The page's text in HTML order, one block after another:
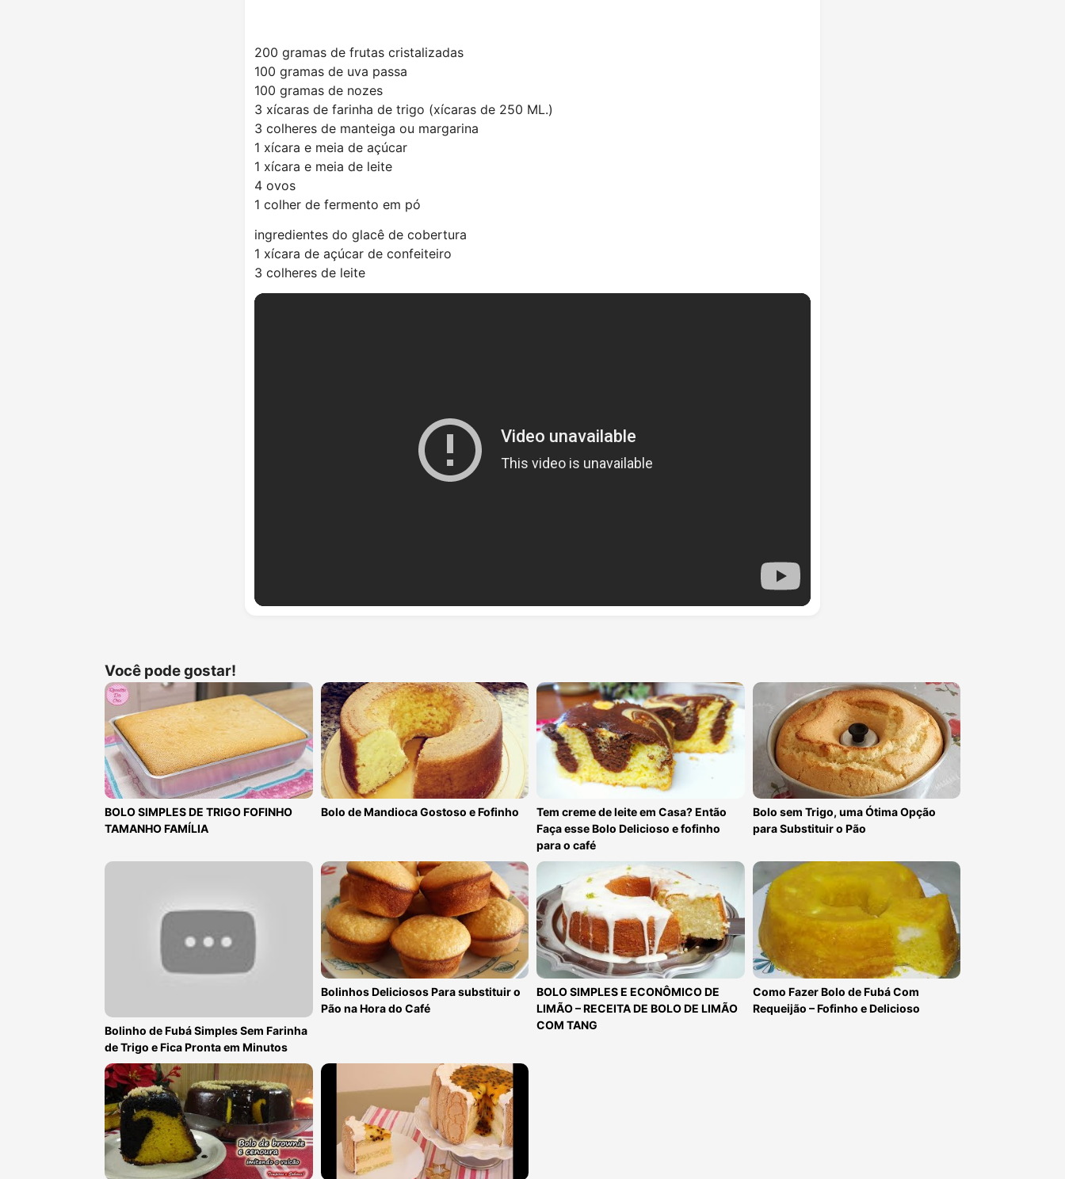
200 gramas de frutas cristalizadas
100 gramas de uva passa
100 gramas de nozes
3 xícaras de farinha de trigo (xícaras de 250 ML.)
3 colheres de manteiga ou margarina
1 xícara e meia de açúcar
1 xícara e meia de leite
4 ovos
1 colher de fermento em pó
ingredientes do glacê de cobertura
1 xícara de açúcar de confeiteiro
3 colheres de leite
Você pode gostar!
BOLO SIMPLES DE TRIGO FOFINHO
TAMANHO FAMÍLIA
Bolo de Mandioca Gostoso e Fofinho
Tem creme de leite em Casa? Então
Faça esse Bolo Delicioso e fofinho
para o café
Bolo sem Trigo, uma Ótima Opção
para Substituir o Pão
Bolinho de Fubá Simples Sem Farinha
de Trigo e Fica Pronta em Minutos
Bolinhos Deliciosos Para substituir o
Pão na Hora do Café
BOLO SIMPLES E ECONÔMICO DE
LIMÃO – RECEITA DE BOLO DE LIMÃO
COM TANG
Como Fazer Bolo de Fubá Com
Requeijão – Fofinho e Delicioso